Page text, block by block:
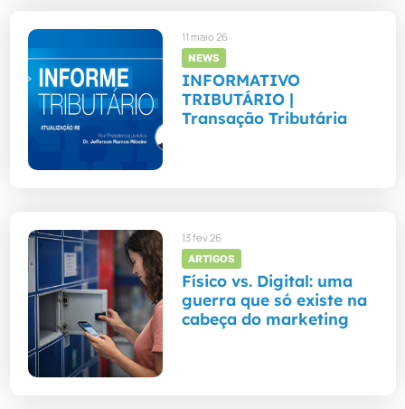
11 maio 26
NEWS
INFORMATIVO
TRIBUTÁRIO |
Transação Tributária
13 fev 26
ARTIGOS
Físico vs. Digital: uma
guerra que só existe na
cabeça do marketing